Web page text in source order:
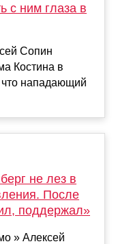
с ним глаза в
Сопин
Костина в
нападающий
не лез в
После
поддержал»
» Алексей